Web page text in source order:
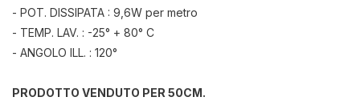
- POT. DISSIPATA : 9,6W per metro
- TEMP. LAV. : -25° + 80° C
- ANGOLO ILL. : 120°
PRODOTTO VENDUTO PER 50CM.